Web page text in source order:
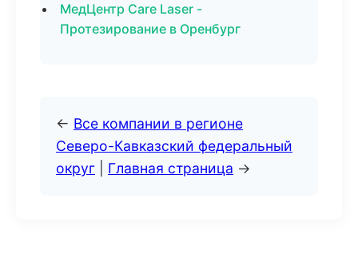
МедЦентр Care Laser -
Протезирование в Оренбург
← Все компании в регионе
Северо-Кавказский федеральный
округ
Главная страница →